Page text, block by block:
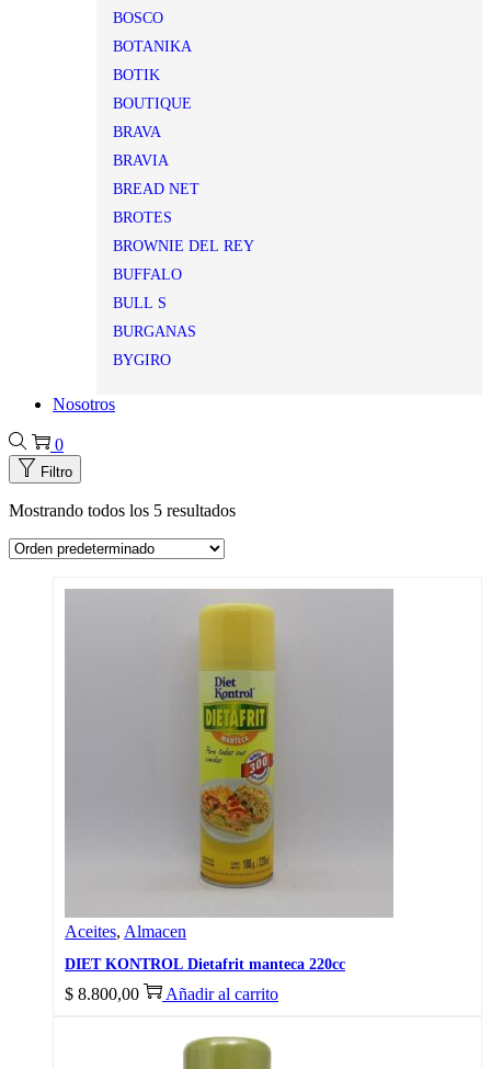
BOSCO
BOTANIKA
BOTIK
BOUTIQUE
BRAVA
BRAVIA
BREAD NET
BROTES
BROWNIE DEL REY
BUFFALO
BULL S
BURGANAS
BYGIRO
Nosotros
0
Filtro
Mostrando todos los 5 resultados
Aceites, Almacen
DIET KONTROL Dietafrit manteca 220cc
$ 8.800,00 Añadir al carrito